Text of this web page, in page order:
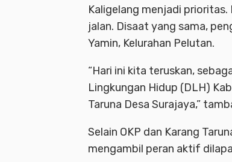
Kaligelang menjadi
jalan. Disaat yang sama,
Yamin, Kelurahan Pelutan.
“Hari ini kita teruskan,
Lingkungan Hidup (DLH)
Taruna Desa Surajaya,”
Selain OKP dan Karang
mengambil peran aktif